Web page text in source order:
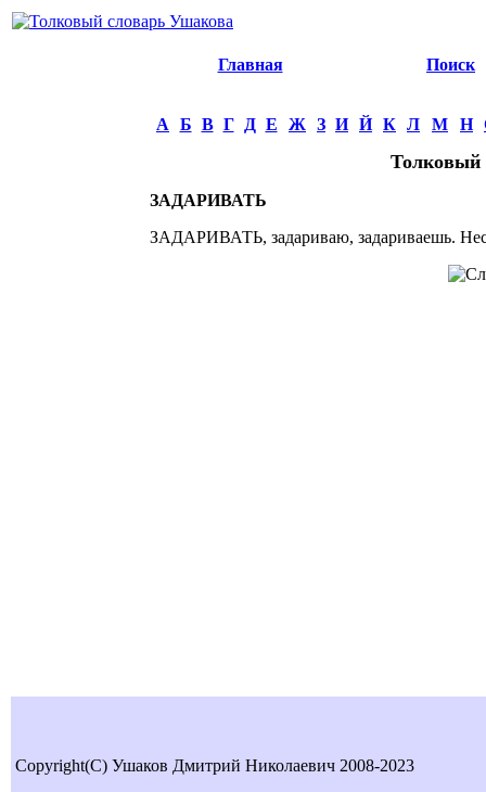
Главная Поиск
А Б В Г Д Е Ж З И Й К Л М Н
Толковый
ЗАДАРИВАТЬ
ЗАДАРИВАТЬ, задариваю, задариваешь.
Copyright(C) Ушаков Дмитрий Николаевич 2008-2023